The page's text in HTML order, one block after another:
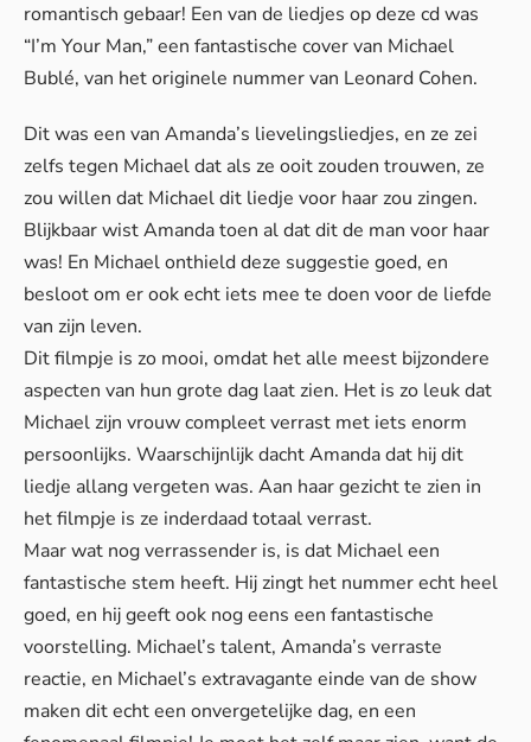
romantisch gebaar! Een van de liedjes op deze cd was
“I’m Your Man,” een fantastische cover van Michael
Bublé, van het originele nummer van Leonard Cohen.
Dit was een van Amanda’s lievelingsliedjes, en ze zei
zelfs tegen Michael dat als ze ooit zouden trouwen, ze
zou willen dat Michael dit liedje voor haar zou zingen.
Blijkbaar wist Amanda toen al dat dit de man voor haar
was! En Michael onthield deze suggestie goed, en
besloot om er ook echt iets mee te doen voor de liefde
van zijn leven.
Dit filmpje is zo mooi, omdat het alle meest bijzondere
aspecten van hun grote dag laat zien. Het is zo leuk dat
Michael zijn vrouw compleet verrast met iets enorm
persoonlijks. Waarschijnlijk dacht Amanda dat hij dit
liedje allang vergeten was. Aan haar gezicht te zien in
het filmpje is ze inderdaad totaal verrast.
Maar wat nog verrassender is, is dat Michael een
fantastische stem heeft. Hij zingt het nummer echt heel
goed, en hij geeft ook nog eens een fantastische
voorstelling. Michael’s talent, Amanda’s verraste
reactie, en Michael’s extravagante einde van de show
maken dit echt een onvergetelijke dag, en een